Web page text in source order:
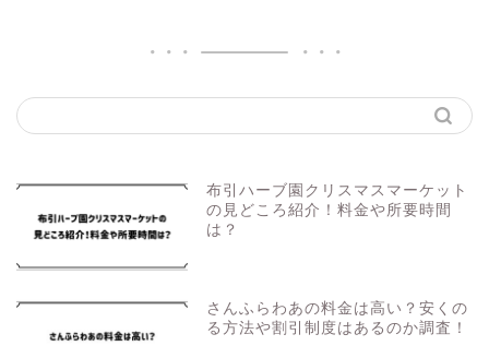
布引ハーブ園クリスマスマーケット
の見どころ紹介！料金や所要時間
は？
さんふらわあの料金は高い？安くの
る方法や割引制度はあるのか調査！